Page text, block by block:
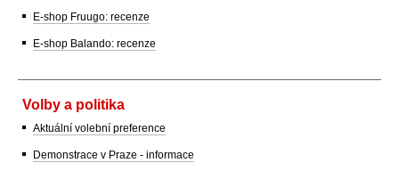
E-shop Fruugo: recenze
E-shop Balando: recenze
Volby a politika
Aktuální volební preference
Demonstrace v Praze - informace